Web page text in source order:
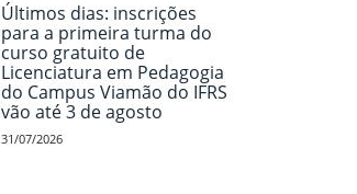
Últimos dias: inscrições
para a primeira turma do
curso gratuito de
Licenciatura em Pedagogia
do Campus Viamão do IFRS
vão até 3 de agosto
31/07/2026